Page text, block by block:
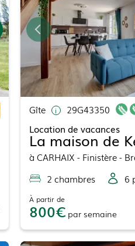
Gîte
29G43350
Location de vacances
La maison de
à CARHAIX - Finistère -
2 chambres 6
À partir de
800 par semaine